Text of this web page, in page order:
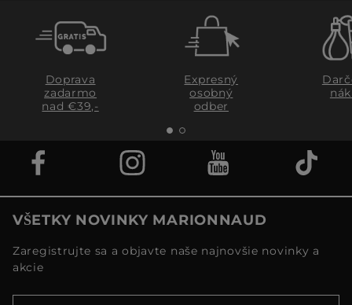
Doprava
zadarmo
nad €39,-
Expresný
osobný
odber
VŠETKY NOVINKY MARIONNAUD
Zaregistrujte sa a objavte naše najnovšie novinky a
akcie